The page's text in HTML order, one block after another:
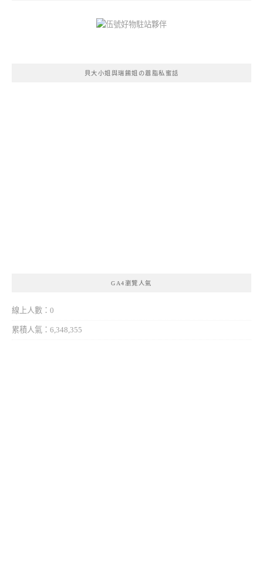
貝大小姐與瑞餚姐の囂脂私蜜話
GA4瀏覽人氣
線上人數：0
累積人氣：6,348,355